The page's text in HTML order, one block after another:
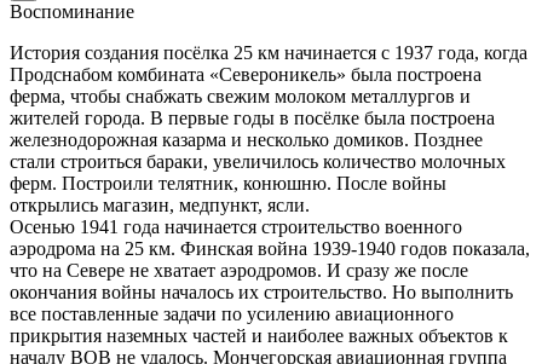
Воспоминание
История создания посёлка 25 км начинается с 1937 года, когда
Продснабом комбината «Североникель» была построена
ферма, чтобы снабжать свежим молоком металлургов и
жителей города. В первые годы в посёлке была построена
железнодорожная казарма и несколько домиков. Позднее
стали строиться бараки, увеличилось количество молочных
ферм. Построили телятник, конюшню. После войны
открылись магазин, медпункт, ясли.
Осенью 1941 года начинается строительство военного
аэродрома на 25 км. Финская война 1939-1940 годов показала,
что на Севере не хватает аэродромов. И сразу же после
окончания войны началось их строительство. Но выполнить
все поставленные задачи по усилению авиационного
прикрытия наземных частей и наиболее важных объектов к
началу ВОВ не удалось. Мончегорская авиационная группа